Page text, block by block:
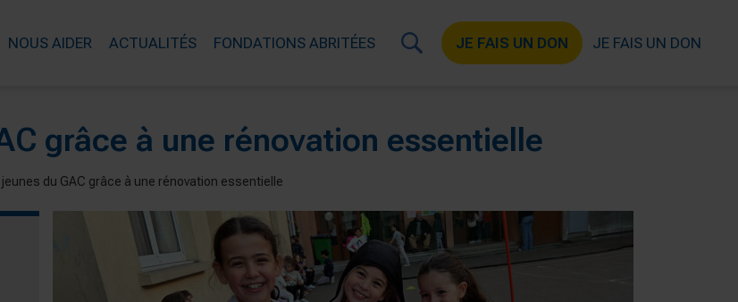
NOUS AIDER ACTUALITÉS FONDATIONS ABRITÉES JE FAIS UN DON JE FAIS UN DON
grâce à une rénovation essentielle
du GAC grâce à une rénovation essentielle